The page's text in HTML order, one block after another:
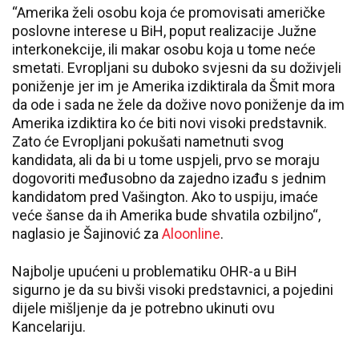
“Amerika želi osobu koja će promovisati američke
poslovne interese u BiH, poput realizacije Južne
interkonekcije, ili makar osobu koja u tome neće
smetati. Evropljani su duboko svjesni da su doživjeli
poniženje jer im je Amerika izdiktirala da Šmit mora
da ode i sada ne žele da dožive novo poniženje da im
Amerika izdiktira ko će biti novi visoki predstavnik.
Zato će Evropljani pokušati nametnuti svog
kandidata, ali da bi u tome uspjeli, prvo se moraju
dogovoriti međusobno da zajedno izađu s jednim
kandidatom pred Vašington. Ako to uspiju, imaće
veće šanse da ih Amerika bude shvatila ozbiljno“,
naglasio je Šajinović za Aloonline.
Najbolje upućeni u problematiku OHR-a u BiH
sigurno je da su bivši visoki predstavnici, a pojedini
dijele mišljenje da je potrebno ukinuti ovu
Kancelariju.